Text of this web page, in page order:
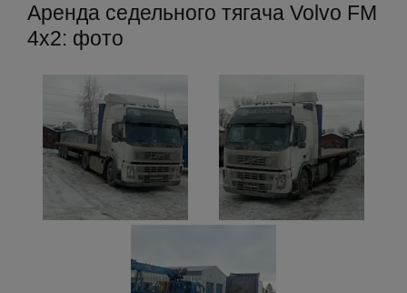
Аренда седельного тягача Volvo FM
4x2: фото